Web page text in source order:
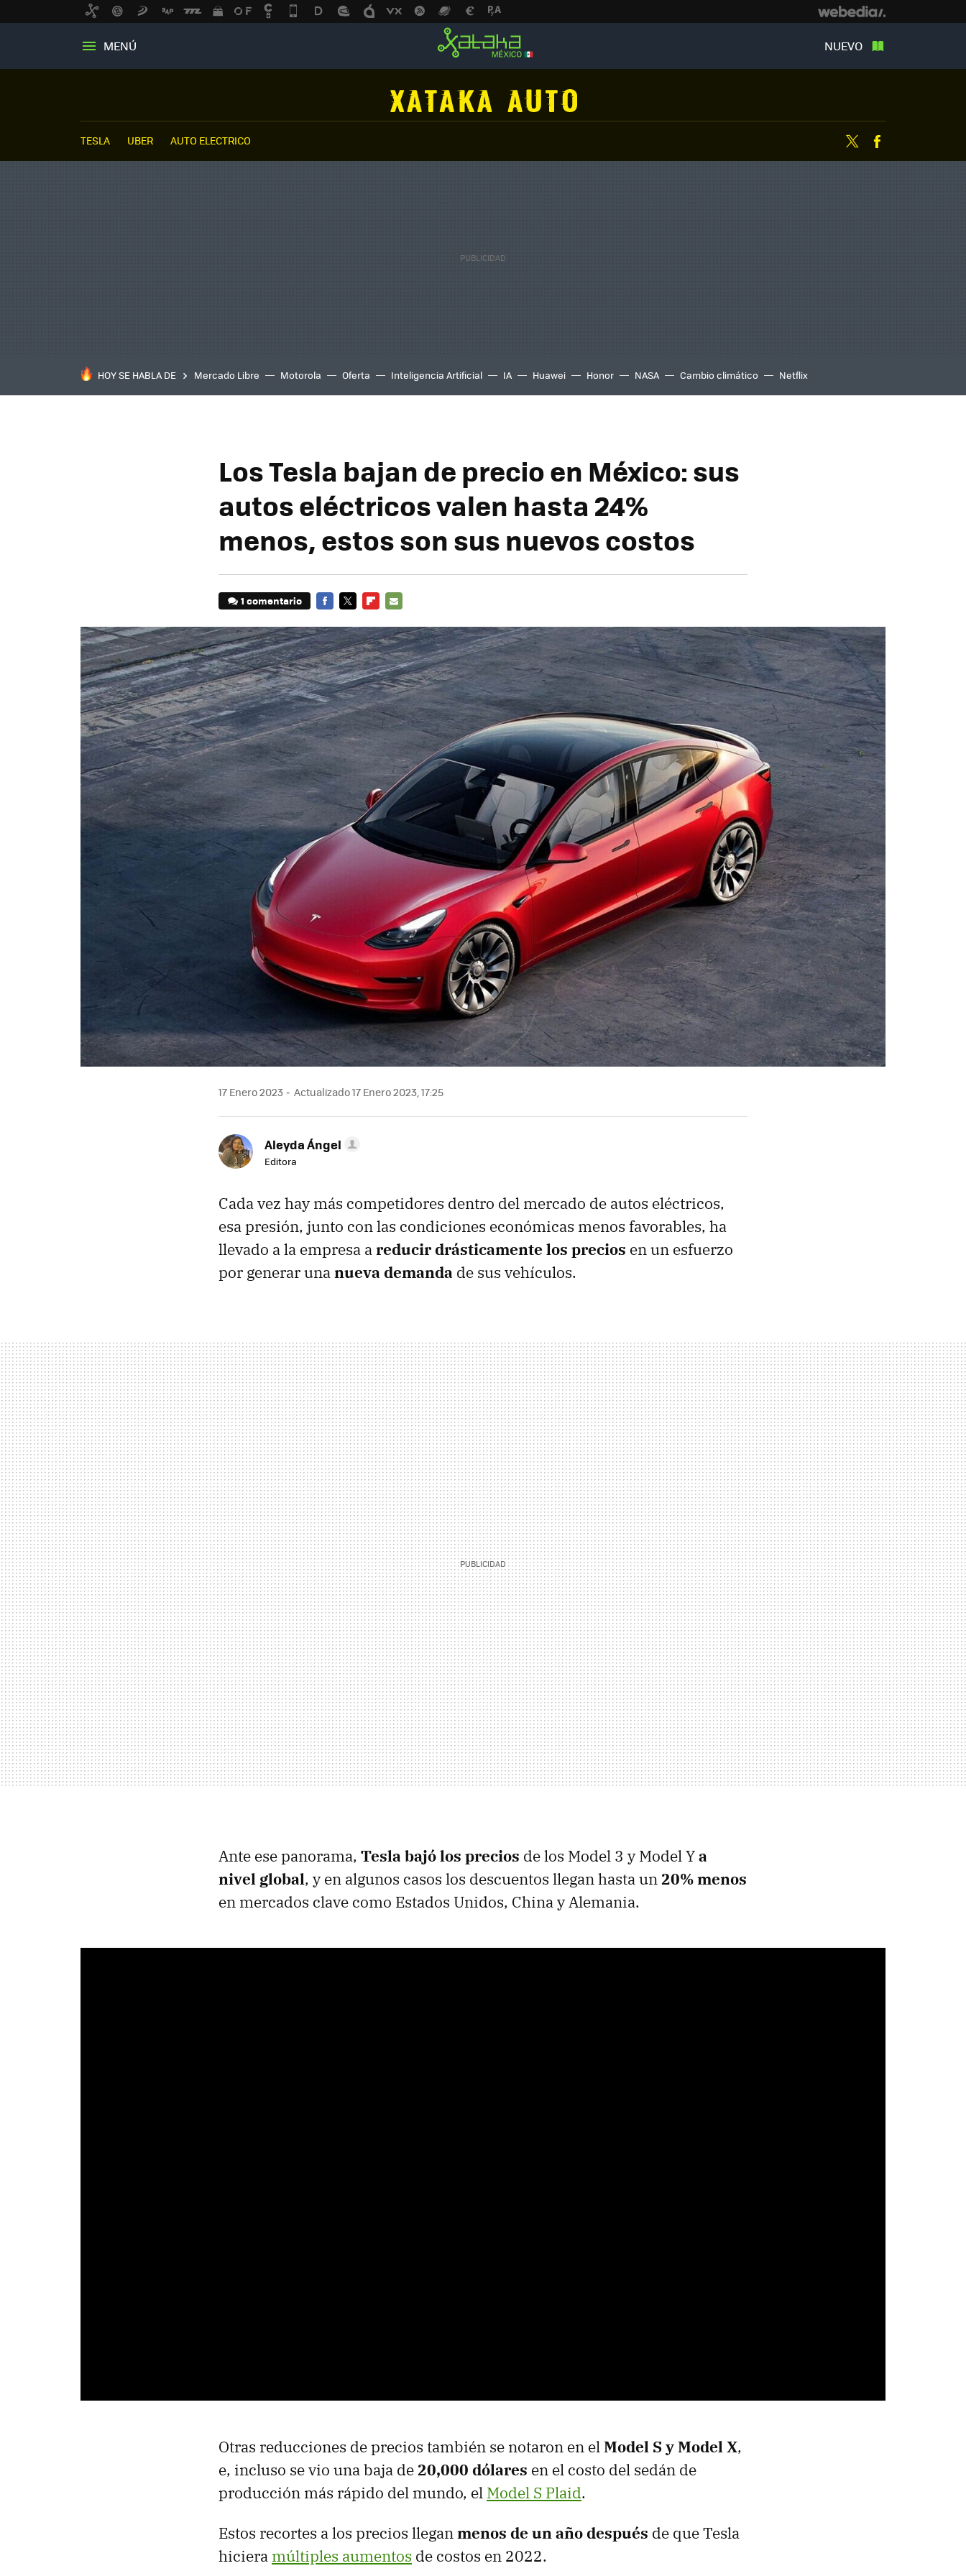
MENÚ NUEVO
TESLA UBER AUTO ELECTRICO Twitter
HOY SE HABLA DE Mercado Libre Motorola Oferta Inteligencia Artificial IA Huawei Honor NASA Cambio climático Netflix
Los Tesla bajan de precio en México: sus
autos eléctricos valen hasta 24%
menos, estos son sus nuevos costos
1 comentario
MAIL
17 Enero 2023 Actualizado 17 Enero 2023, 17:25
Aleyda Ángel
Editora
Cada vez hay más competidores dentro del mercado de autos eléctricos,
esa presión, junto con las condiciones económicas menos favorables, ha
llevado a la empresa areducir drásticamente los precios en un esfuerzo
por generar unanueva demanda de sus vehículos.
Ante ese panorama, Tesla bajó los precios de los Model 3 y Model Ya
nivel global, y en algunos casos los descuentos llegan hasta un20% menos
en mercados clave como Estados Unidos, China y Alemania.
Otras reducciones de precios también se notaron en elModel S y Model X,
e, incluso se vio una baja de20,000 dólares en el costo del sedán de
producción más rápido del mundo, el Model S Plaid.
Estos recortes a los precios lleganmenos de un año después de que Tesla
hiciera múltiples aumentos de costos en 2022.